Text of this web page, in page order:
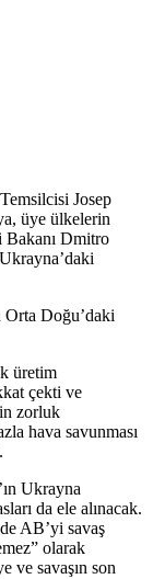
Josep
üye ülkelerin
Bakanı Dmitro
Orta Doğu’daki
üretim
çekti ve
zorluk
hava savunması
Ukrayna
da ele alınacak.
AB’yi savaş
olarak
ve savaşın son